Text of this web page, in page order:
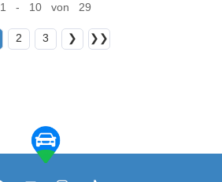
1 - 10 von 29
2 3 ❯ ❯❯